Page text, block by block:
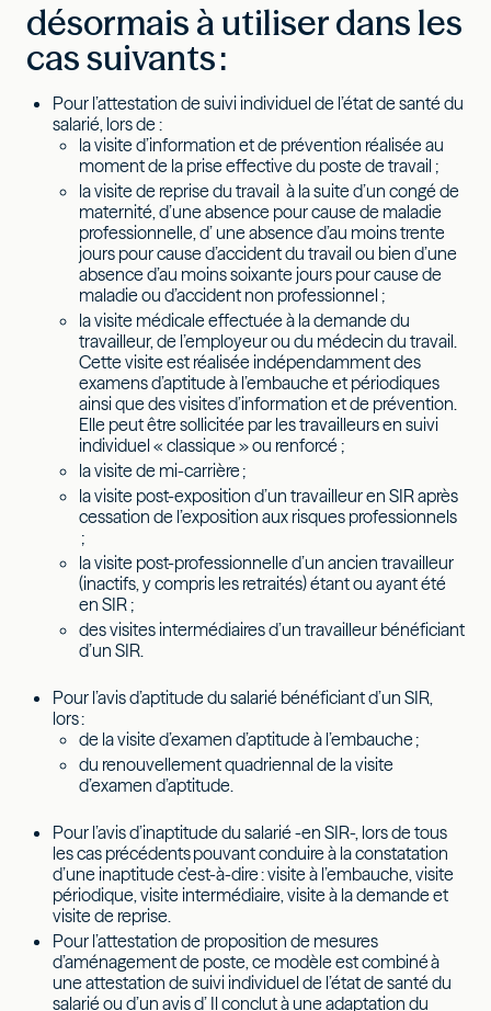
désormais à utiliser dans les
cas suivants :
Pour l’attestation de suivi individuel de l’état de santé du
salarié, lors de :
la visite d’information et de prévention réalisée au
moment de la prise effective du poste de travail ;
la visite de reprise du travail à la suite d’un congé de
maternité, d’une absence pour cause de maladie
professionnelle, d’ une absence d’au moins trente
jours pour cause d’accident du travail ou bien d’une
absence d’au moins soixante jours pour cause de
maladie ou d’accident non professionnel ;
la visite médicale effectuée à la demande du
travailleur, de l’employeur ou du médecin du travail.
Cette visite est réalisée indépendamment des
examens d’aptitude à l’embauche et périodiques
ainsi que des visites d’information et de prévention.
Elle peut être sollicitée par les travailleurs en suivi
individuel « classique » ou renforcé ;
la visite de mi-carrière ;
la visite post-exposition d’un travailleur en SIR après
cessation de l’exposition aux risques professionnels
;
la visite post-professionnelle d’un ancien travailleur
(inactifs, y compris les retraités) étant ou ayant été
en SIR ;
des visites intermédiaires d’un travailleur bénéficiant
d’un SIR.
Pour l’avis d’aptitude du salarié bénéficiant d’un SIR,
lors :
de la visite d’examen d’aptitude à l’embauche ;
du renouvellement quadriennal de la visite
d’examen d’aptitude.
Pour l’avis d’inaptitude du salarié -en SIR-, lors de tous
les cas précédents pouvant conduire à la constatation
d’une inaptitude c’est-à-dire : visite à l’embauche, visite
périodique, visite intermédiaire, visite à la demande et
visite de reprise.
Pour l’attestation de proposition de mesures
d’aménagement de poste, ce modèle est combiné à
une attestation de suivi individuel de l’état de santé du
salarié ou d’un avis d’ Il conclut à une adaptation du